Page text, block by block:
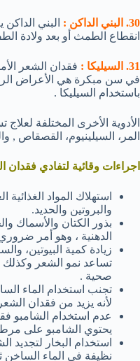
30. البني الداكن :
البني
انقطاع الطمث أو بعد ولادة
31. السيليكا :
فقدان الشعر
في سن مبكرة هي الأعراض
باستخدام السيليكا .
الأدوية الأخرى المختلفة
المر، السيلينيوم، القصقاص ,
اجراءات وقائية لتفادي فقدان
والبروتين والحديد.
بذور الكتان والأسماك
الدهنية ، وهو أمر
زيادة كمية البيوتين،
تساعد نمو الشعر
صحية .
تجنب استخدام الماء
لأنه يزيد من فقدان
عدم استخدام الشامبو
يحتوي الشامبو على
استخدام البخار
نظيفة في الماء الساخن